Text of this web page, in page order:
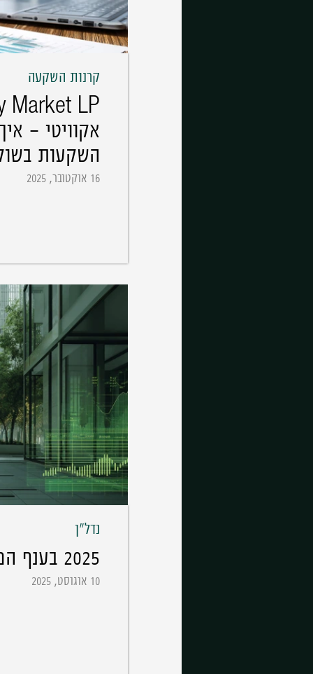
קרנות השקעה
אקוויטי -
השקעות
16 אוקטובר, 2025
נדל"ן
2025 בענף המלונאות האמריקאי
10 אוגוסט, 2025